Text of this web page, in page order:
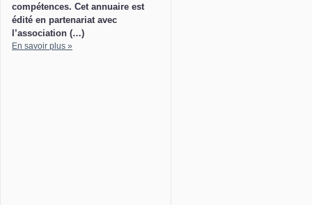
compétences. Cet annuaire est
édité en partenariat avec
l’association (…)
En savoir plus »